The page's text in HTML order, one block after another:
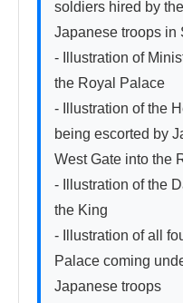
soldiers hired by
Japanese troops in
- Illustration of
the Royal Palace
- Illustration of the
being escorted by
West Gate into the
- Illustration of the
the King
- Illustration of all
Palace coming
Japanese troops